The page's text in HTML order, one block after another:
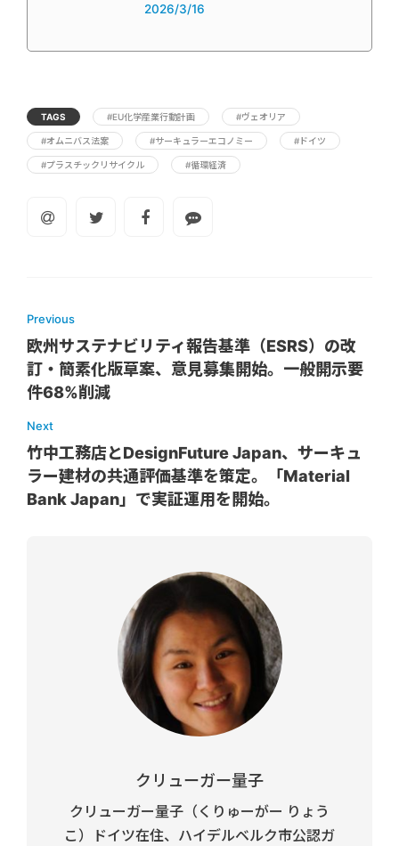
2026/3/16
TAGS #EU化学産業行動計画 #ヴェオリア
#オムニバス法案 #サーキュラーエコノミー #ドイツ
#プラスチックリサイクル #循環経済
Previous
欧州サステナビリティ報告基準（ESRS）の改
訂・簡素化版草案、意見募集開始。一般開示要
件68%削減
Next
竹中工務店とDesignFuture Japan、サーキュ
ラー建材の共通評価基準を策定。「Material
Bank Japan」で実証運用を開始。
クリューガー量子
クリューガー量子（くりゅーがー りょう
こ）ドイツ在住、ハイデルベルク市公認ガ